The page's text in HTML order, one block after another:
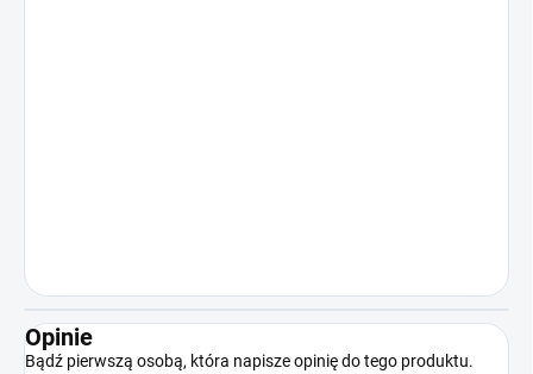
Opinie
Bądź pierwszą osobą, która napisze opinię do tego produktu.